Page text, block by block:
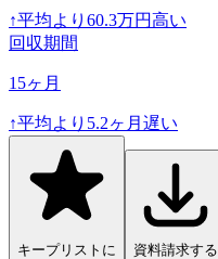
↑平均より 60.3万円高い
回収期間
15ヶ月
↑平均より 5.2ヶ月遅い
キープリストに
資料請求する